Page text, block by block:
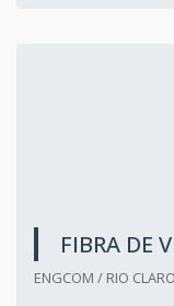
FIBRA DE
ENGCOM / RIO